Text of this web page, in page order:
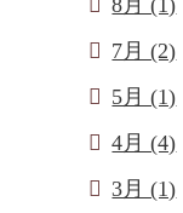
7月 (2)
5月 (1)
4月 (4)
3月 (1)